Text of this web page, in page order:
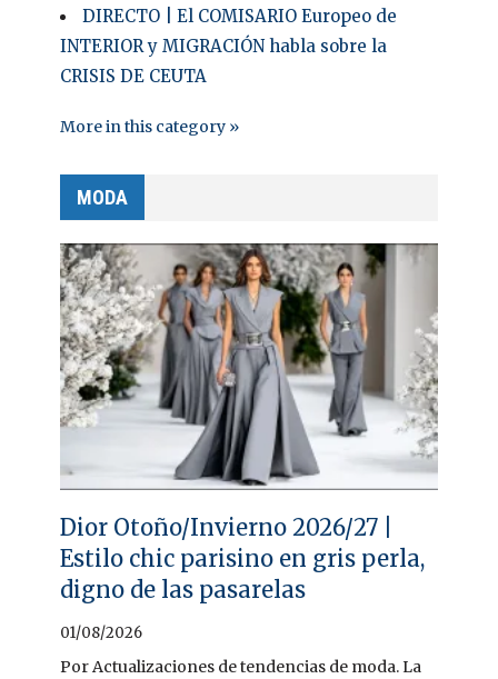
DIRECTO | El COMISARIO Europeo de
INTERIOR y MIGRACIÓN habla sobre la
CRISIS DE CEUTA
More in this category »
MODA
Dior Otoño/Invierno 2026/27 |
Estilo chic parisino en gris perla,
digno de las pasarelas
01/08/2026
Por Actualizaciones de tendencias de moda. La